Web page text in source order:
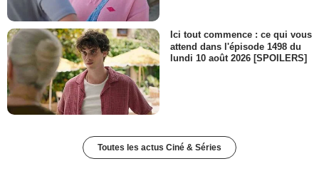
Ici tout commence : ce qui vous
attend dans l'épisode 1498 du
lundi 10 août 2026 [SPOILERS]
Toutes les actus Ciné & Séries